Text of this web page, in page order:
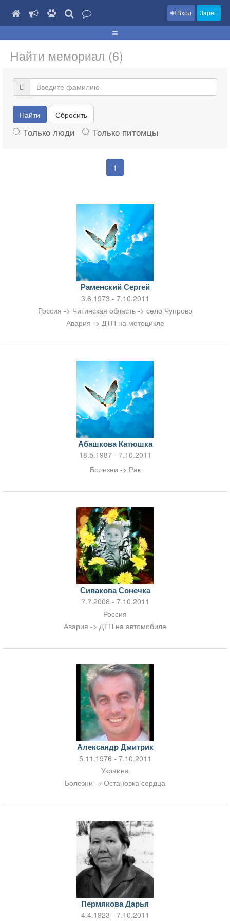
Вход Зарег.
Найти мемориал (6)
Найти Сбросить
Только люди Только питомцы
1
Раменский Сергей
3.6.1973 - 7.10.2011
Россия -> Читинская область -> село Чупрово
Авария -> ДТП на мотоцикле
Абашкова Катюшка
18.5.1987 - 7.10.2011
Болезни -> Рак
Сивакова Сонечка
?.?.2008 - 7.10.2011
Россия
Авария -> ДТП на автомобиле
Александр Дмитрик
5.11.1976 - 7.10.2011
Украина
Болезни -> Остановка сердца
Пермякова Дарья
4.4.1923 - 7.10.2011